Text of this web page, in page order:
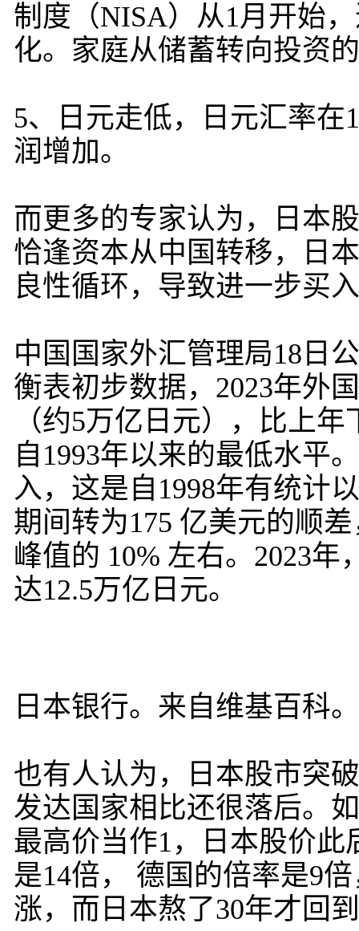
制度（NISA）从1月开始
化。家庭从储蓄转向投资
5、日元走低，日元汇率在
润增加。
而更多的专家认为，日本
恰逢资本从中国转移，日
良性循环，导致进一步买
中国国家外汇管理局18日
衡表初步数据，2023年外
（约5万亿日元），比上
自1993年以来的最低水平
入，这是自1998年有统计
期间转为175 亿美元的顺
峰值的 10% 左右。2023
达12.5万亿日元。
日本银行。来自维基百科。
也有人认为，日本股市突
发达国家相比还很落后。
最高价当作1，日本股价
是14倍， 德国的倍率是9
涨，而日本熬了30年才回